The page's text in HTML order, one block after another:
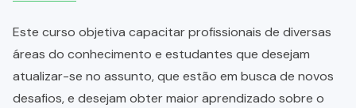
Este curso objetiva capacitar profissionais de diversas
áreas do conhecimento e estudantes que desejam
atualizar-se no assunto, que estão em busca de novos
desafios, e desejam obter maior aprendizado sobre o